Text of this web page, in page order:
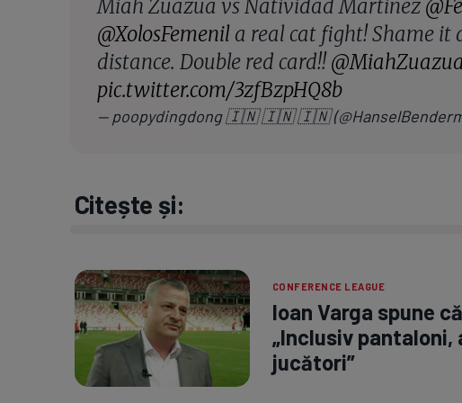
Miah Zuazua vs Natividad Martinez
@XolosFemenila real cat fight! Shame it
distance. Double red card!! @MiahZuazua
pic.twitter.com/3zfBzpHQ8b
— poopydingdong 🇮🇳 🇮🇳 🇮🇳
Citește și:
CONFERENCE LEAGUE
Ioan Varga spune
„Inclusiv
jucători”